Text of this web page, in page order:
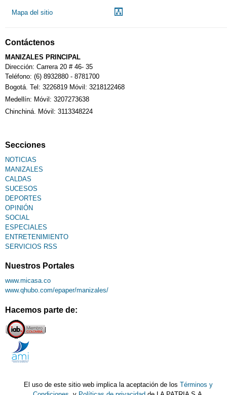
Mapa del sitio
Contáctenos
MANIZALES PRINCIPAL
Dirección: Carrera 20 # 46- 35
Teléfono: (6) 8932880 - 8781700
Bogotá. Tel: 3226819 Móvil: 3218122468
Medellín: Móvil: 3207273638
Chinchiná. Móvil: 3113348224
Secciones
NOTICIAS
MANIZALES
CALDAS
SUCESOS
DEPORTES
OPINIÓN
SOCIAL
ESPECIALES
ENTRETENIMIENTO
SERVICIOS RSS
Nuestros Portales
www.micasa.co
www.qhubo.com/epaper/manizales/
Hacemos parte de:
El uso de este sitio web implica la aceptación de losTérminos y